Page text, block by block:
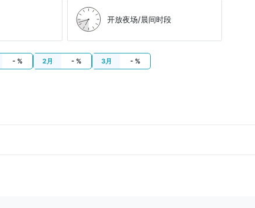
开放夜场/晨间时段
- % 2月 - % 3月 - %